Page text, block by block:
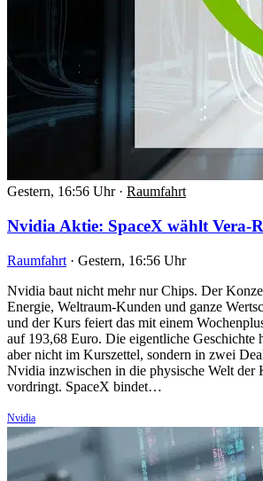
Gestern, 16:56 Uhr · Raumfahrt
Nvidia Aktie: SpaceX wählt Vera-
Raumfahrt · Gestern, 16:56 Uhr
Nvidia baut nicht mehr nur Chips. Der
Energie, Weltraum-Kunden und ganze
und der Kurs feiert das mit einem
auf 193,68 Euro. Die eigentliche Geschichte
aber nicht im Kurszettel, sondern in zwei
Nvidia inzwischen in die physische Welt der
vordringt. SpaceX bindet…
Nvidia